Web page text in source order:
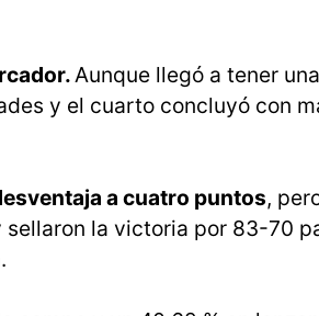
Aunque llegó a tener
y el cuarto concluyó con
a cuatro puntos,
la victoria por 83-70